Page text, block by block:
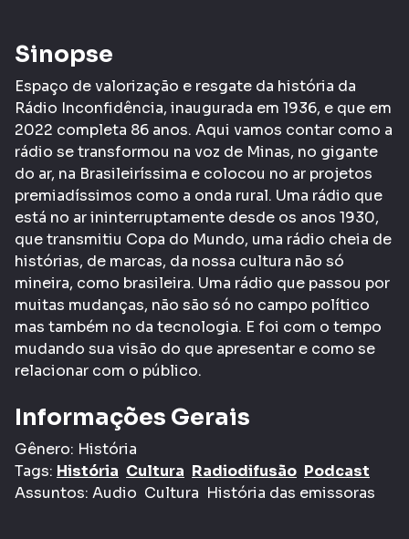
Sinopse
Espaço de valorização e resgate da história da
Rádio Inconfidência, inaugurada em 1936, e que em
2022 completa 86 anos. Aqui vamos contar como a
rádio se transformou na voz de Minas, no gigante
do ar, na Brasileiríssima e colocou no ar projetos
premiadíssimos como a onda rural. Uma rádio que
está no ar ininterruptamente desde os anos 1930,
que transmitiu Copa do Mundo, uma rádio cheia de
histórias, de marcas, da nossa cultura não só
mineira, como brasileira. Uma rádio que passou por
muitas mudanças, não são só no campo político
mas também no da tecnologia. E foi com o tempo
mudando sua visão do que apresentar e como se
relacionar com o público.
Informações Gerais
Gênero: História
Tags: História Cultura Radiodifusão Podcast
Assuntos: Audio Cultura História das emissoras